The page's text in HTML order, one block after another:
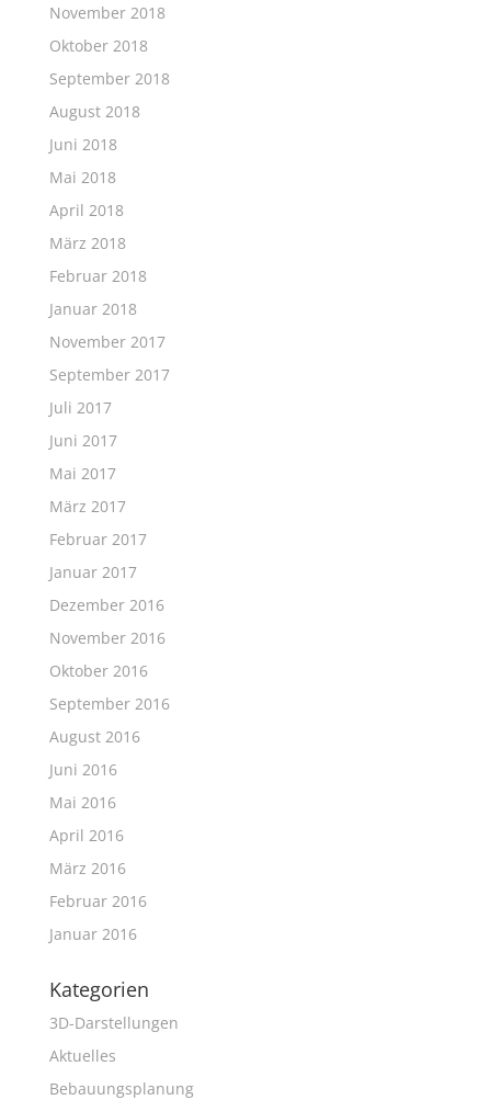
November 2018
Oktober 2018
September 2018
August 2018
Juni 2018
Mai 2018
April 2018
März 2018
Februar 2018
Januar 2018
November 2017
September 2017
Juli 2017
Juni 2017
Mai 2017
März 2017
Februar 2017
Januar 2017
Dezember 2016
November 2016
Oktober 2016
September 2016
August 2016
Juni 2016
Mai 2016
April 2016
März 2016
Februar 2016
Januar 2016
Kategorien
3D-Darstellungen
Aktuelles
Bebauungsplanung